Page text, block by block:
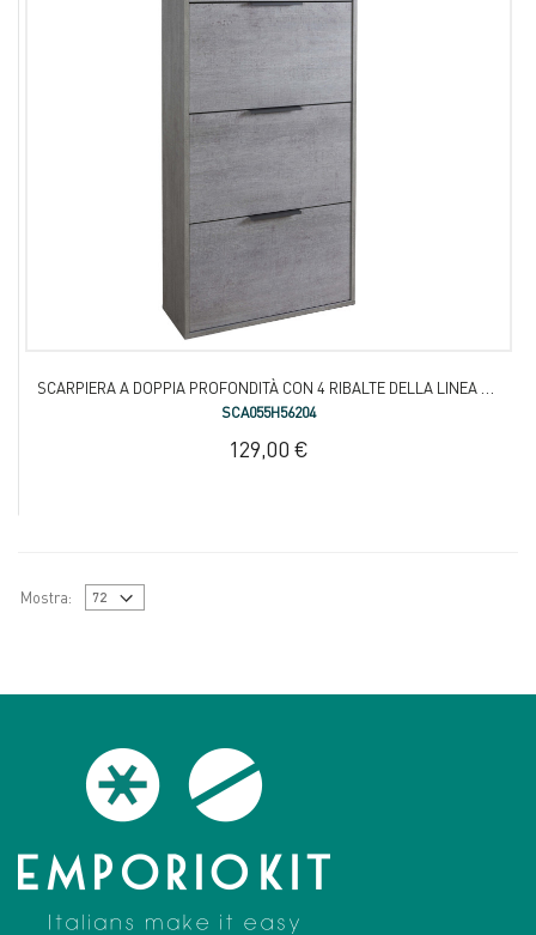
SCA055H56204
129,00 €
Mostra: